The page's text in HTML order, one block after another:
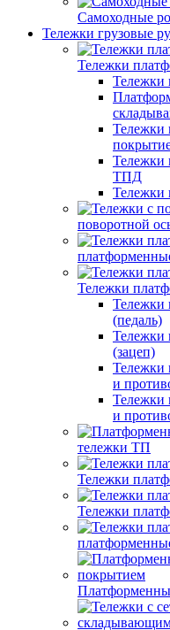
Самоходные
Тележки грузовые
Тележки
Тележки
Тележки
Тележки
ТПД
Тележки
поворотной
Тележки
Тележки
(педаль)
Тележки
(зацеп)
Тележки
и
Тележки
и
тележки ТП
Тележки
Тележки